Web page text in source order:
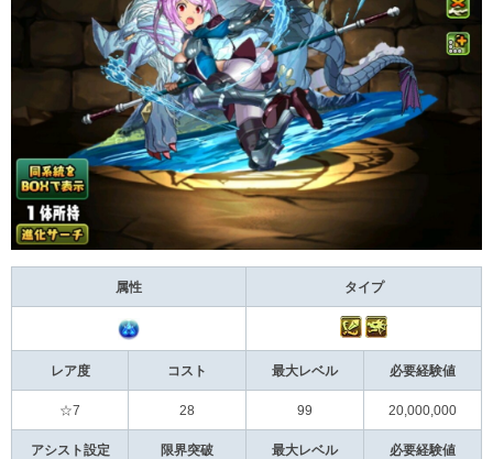
属性 タイプ
レア度 コスト 最大レベル 必要経験値
☆7 28 99 20,000,000
アシスト設定 限界突破 最大レベル 必要経験値